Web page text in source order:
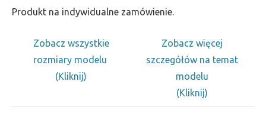
Produkt na indywidualne zamówienie.
Zobacz wszystkie
rozmiary modelu
(Kliknij)
Zobacz więcej
szczegółów na temat
modelu
(Kliknij)